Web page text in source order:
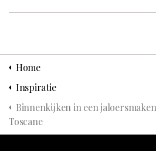
Home
Inspiratie
Binnenkijken in een
Toscane